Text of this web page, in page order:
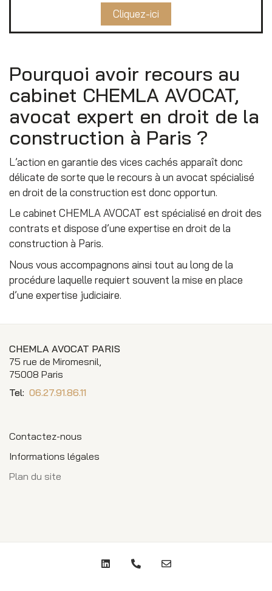
Cliquez-ici
Pourquoi avoir recours au
cabinet CHEMLA AVOCAT,
avocat expert en droit de la
construction à Paris ?
L’action en garantie des vices cachés apparaît donc
délicate de sorte que le recours à un avocat spécialisé
en droit de la construction est donc opportun.
Le cabinet CHEMLA AVOCAT est spécialisé en droit des
contrats et dispose d’une expertise en droit de la
construction à Paris.
Nous vous accompagnons ainsi tout au long de la
procédure laquelle requiert souvent la mise en place
d’une expertise judiciaire.
CHEMLA AVOCAT PARIS
75 rue de Miromesnil,
75008 Paris
Tel: 06.27.91.86.11
Contactez-nous
Informations légales
Plan du site